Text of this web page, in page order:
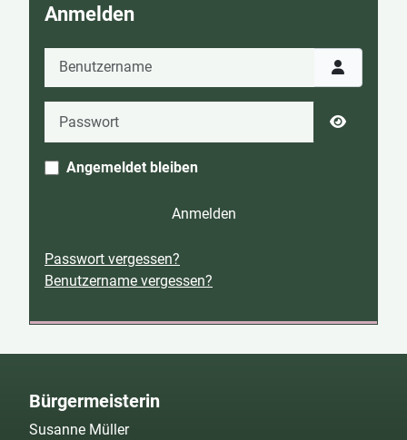
Anmelden
Benutzername
Angemeldet bleiben
Anmelden
Passwort vergessen?
Benutzername vergessen?
Bürgermeisterin
Susanne Müller